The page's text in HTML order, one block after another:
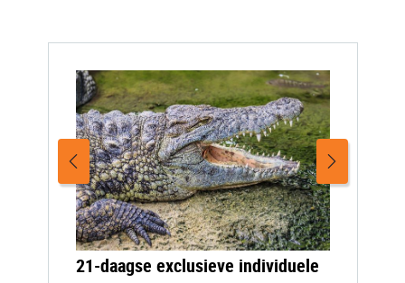
21-daagse exclusieve individuele